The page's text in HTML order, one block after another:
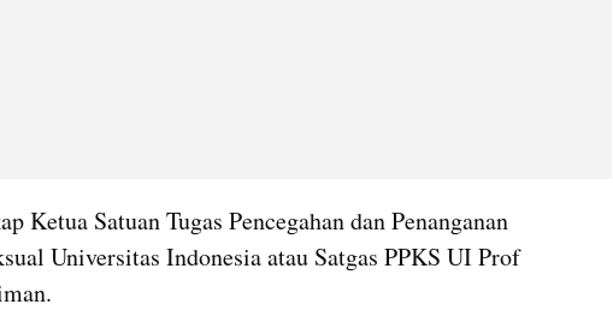
Ketua Satuan Tugas Pencegahan dan Penanganan
Universitas Indonesia atau Satgas PPKS UI Prof